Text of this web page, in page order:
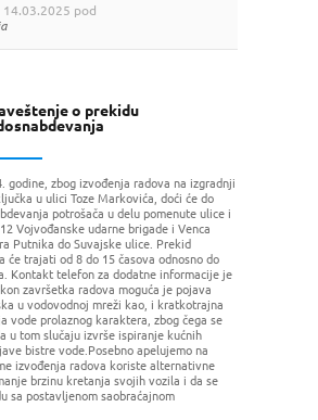
14.03.2025 pod
o prekidu
godine, zbog izvođenja radova na izgradnji
u ulici Toze Markovića, doći će do
potrošača u delu pomenute ulice i
Vojvođanske udarne brigade i Venca
Putnika do Suvajske ulice. Prekid
će trajati od 8 do 15 časova odnosno do
Kontakt telefon za dodatne informacije je
završetka radova moguća je pojava
u vodovodnoj mreži kao, i kratkotrajna
vode prolaznog karaktera, zbog čega se
u tom slučaju izvrše ispiranje kućnih
bistre vode.Posebno apelujemo na
izvođenja radova koriste alternativne
brzinu kretanja svojih vozila i da se
sa postavljenom saobraćajnom